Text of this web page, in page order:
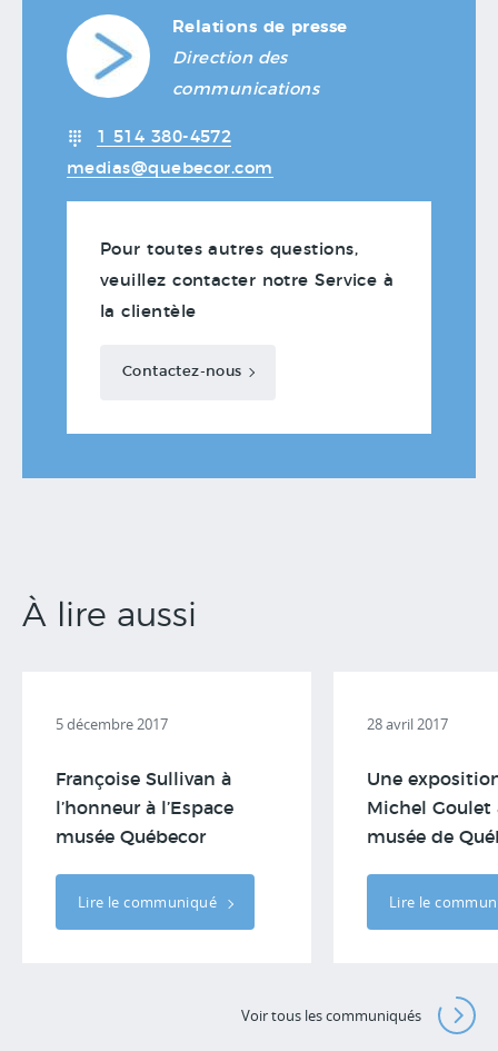
Relations de presse
Direction des
communications
1 514 380-4572
medias@quebecor.com
Pour toutes autres questions,
veuillez contacter notre Service à
la clientèle
Contactez-nous
À lire aussi
5 décembre 2017
Françoise Sullivan à
l’honneur à l’Espace
musée Québecor
Lire le communiqué
28 avril 2017
Une
Michel Goulet
musée de
Lire le
Voir tous les communiqués